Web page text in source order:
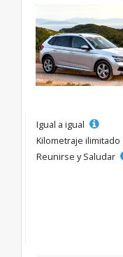
Igual a igual
Kilometraje ilimitado
Reunirse y Saludar